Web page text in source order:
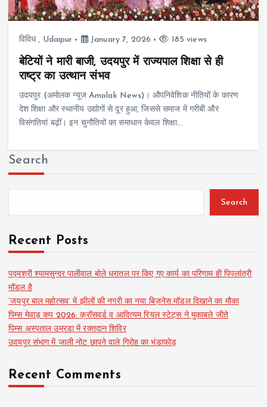
विविध, Udaipur January 7, 2026 185 views
बेटियों ने मारी बाजी, उदयपुर में राज्यपाल शिक्षा से ही
राष्ट्र का उत्थान संभव
उदयपुर (अमोलक न्यूज Amolak News)। औपनिवेशिक नीतियों के कारण
देश शिक्षा और स्थानीय उद्योगों से दूर हुआ, जिससे समाज में गरीबी और
विसंगतियां बढ़ीं। इन चुनौतियों का समाधान केवल शिक्षा…
Search
Search
Recent Posts
पद्मश्री श्यामसुन्दर पालीवाल बोले धरातल पर किए गए कार्य का परिणाम ही पिपलांत्री
मॉडल है
‘जयपुर बाल महोत्सव’ में झीलों की नगरी का नया बिज़नेस मॉडल दिखाने का मौका
पिम्स मेवाड़ कप 2026: क्रॉसवर्ड व आदित्यम रियल स्टेट्स ने मुकाबले जीते
पिम्स अस्पताल उमरडा में रक्तदान शिविर
उदयपुर संभाग में जाली नोट छापने वाले गिरोह का भंडाफोड़
Recent Comments